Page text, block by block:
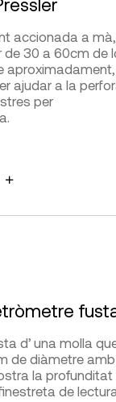
lectura
, Phigma, Quest
accionada a
de 30 a 60cm de
aproximadament,
ajudar a la
per
de fusta per a
per
datacions
de les bigues.
s’extreuen poden
d’ una molla
de diàmetre
la
de